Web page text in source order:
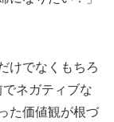
けでなくもちろ
ネガティブな
た価値観が根づ